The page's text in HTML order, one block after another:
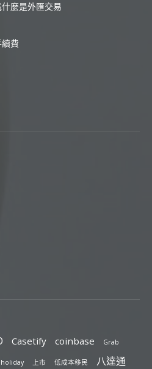
麼是外匯交易
費
Casetify coinbase Grab
上市 低成本移民 八達通